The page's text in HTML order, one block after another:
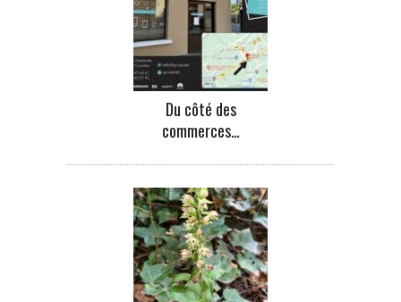
Du côté des
commerces…